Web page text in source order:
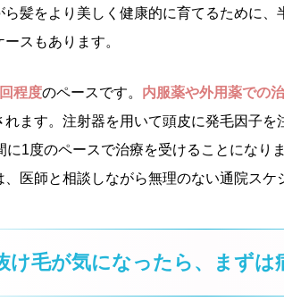
ら髪をより美しく健康的に育てるために
スもあります。
程度のペースです。 内服薬や外用薬での
れます。注射器を用いて頭皮に発毛因子を
に1度のペースで治療を受けることになり
医師と相談しながら無理のない通院スケ
け毛が気になったら、まず